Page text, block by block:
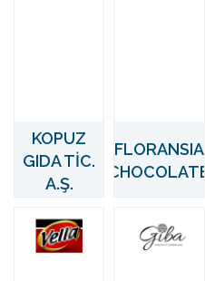
KOPUZ
GIDA TİC.
A.Ş.
FLORANSIA
CHOCOLATE